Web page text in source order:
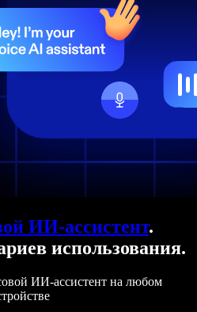
ИИ-ассистент.
использования.
ИИ-ассистент на любом